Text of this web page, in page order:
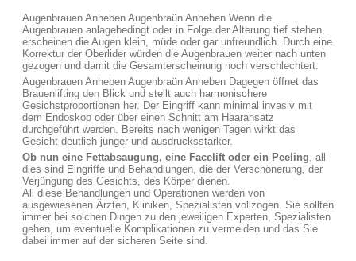
Augenbrauen Anheben Augenbraün Anheben Wenn die
Augenbrauen anlagebedingt oder in Folge der Alterung tief stehen,
erscheinen die Augen klein, müde oder gar unfreundlich. Durch eine
Korrektur der Oberlider würden die Augenbrauen weiter nach unten
gezogen und damit die Gesamterscheinung noch verschlechtert.
Augenbrauen Anheben Augenbraün Anheben Dagegen öffnet das
Brauenlifting den Blick und stellt auch harmonischere
Gesichstproportionen her. Der Eingriff kann minimal invasiv mit
dem Endoskop oder über einen Schnitt am Haaransatz
durchgeführt werden. Bereits nach wenigen Tagen wirkt das
Gesicht deutlich jünger und ausdrucksstärker.
Ob nun eine Fettabsaugung, eine Facelift oder ein Peeling, all
dies sind Eingriffe und Behandlungen, die der Verschönerung, der
Verjüngung des Gesichts, des Körper dienen.
All diese Behandlungen und Operationen werden von
ausgewiesenen Ärzten, Kliniken, Spezialisten vollzogen. Sie sollten
immer bei solchen Dingen zu den jeweiligen Experten, Spezialisten
gehen, um eventuelle Komplikationen zu vermeiden und das Sie
dabei immer auf der sicheren Seite sind.